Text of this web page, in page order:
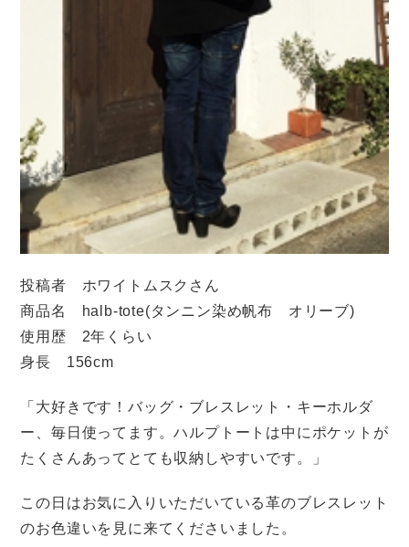
投稿者 ホワイトムスクさん
商品名 halb-tote(タンニン染め帆布 オリーブ)
使用歴 2年くらい
身長 156cm
「大好きです！バッグ・ブレスレット・キーホルダ
ー、毎日使ってます。ハルプトートは中にポケットが
たくさんあってとても収納しやすいです。」
この日はお気に入りいただいている革のブレスレット
のお色違いを見に来てくださいました。